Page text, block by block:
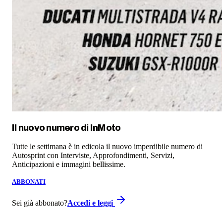
Il nuovo numero di InMoto
Tutte le settimana è in edicola il nuovo imperdibile numero di
Autosprint con Interviste, Approfondimenti, Servizi,
Anticipazioni e immagini bellissime.
ABBONATI
Sei già abbonato?Accedi e leggi